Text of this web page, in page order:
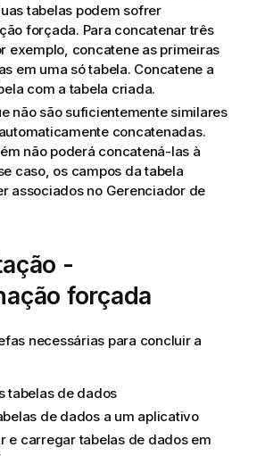
tabelas podem sofrer
forçada. Para concatenar três
exemplo, concatene as primeiras
em uma só tabela. Concatene a
com a tabela criada.
não são suficientemente similares
concatenadas.
não poderá concatená-las à
caso, os campos da tabela
associados no Gerenciador de
-
forçada
necessárias para concluir a
tabelas de dados
de dados a um aplicativo
e carregar tabelas de dados em